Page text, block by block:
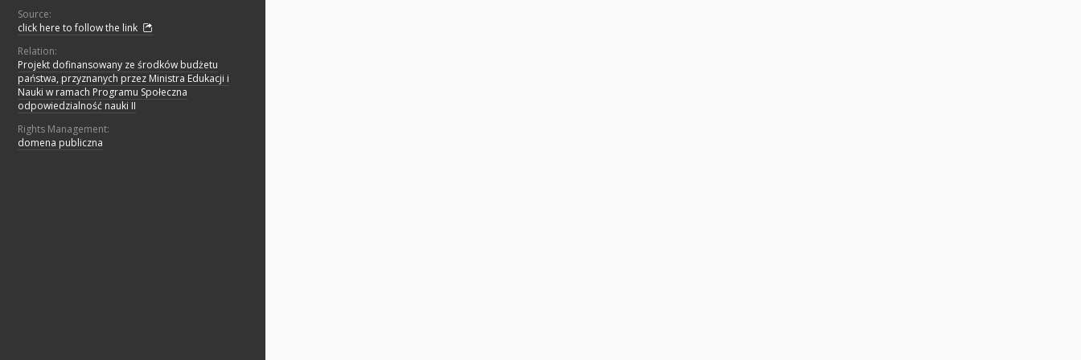
Source:
click here to follow the link
Relation:
Projekt dofinansowany ze środków budżetu
państwa, przyznanych przez Ministra Edukacji i
Nauki w ramach Programu Społeczna
odpowiedzialność nauki II
Rights Management:
domena publiczna